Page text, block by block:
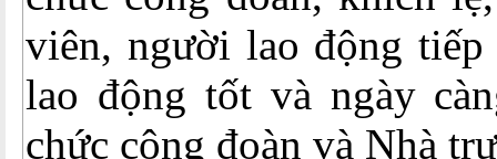
viên, người lao động
lao động tốt và ngày
chức công đoàn và Nhà